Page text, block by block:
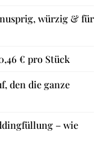
würzig & für
€ pro Stück
den die ganze
– wie